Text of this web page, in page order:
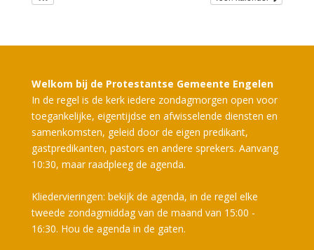
Welkom bij de Protestantse Gemeente Engelen
In de regel is de kerk iedere zondagmorgen open voor
toegankelijke, eigentijdse en afwisselende diensten en
samenkomsten, geleid door de eigen predikant,
gastpredikanten, pastors en andere sprekers. Aanvang
10:30, maar raadpleeg de agenda.
Kliedervieringen: bekijk de agenda, in de regel elke
tweede zondagmiddag van de maand van 15:00 -
16:30. Hou de agenda in de gaten.